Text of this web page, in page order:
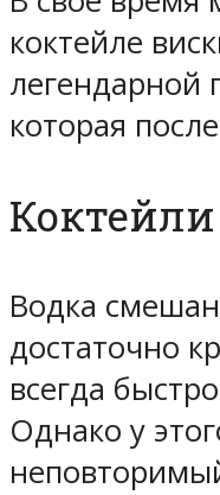
коктейле
легендарной
которая
Водка
достаточно
всегда
Однако у